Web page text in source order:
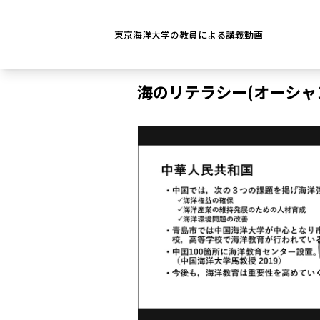
東京海洋大学の教員による講義動画
海のリテラシー(オーシ